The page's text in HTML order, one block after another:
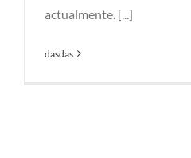
actualmente. [...]
dasdas